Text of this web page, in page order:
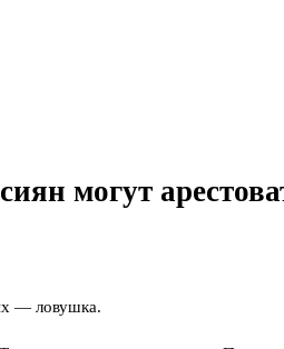
могут
— ловушка.